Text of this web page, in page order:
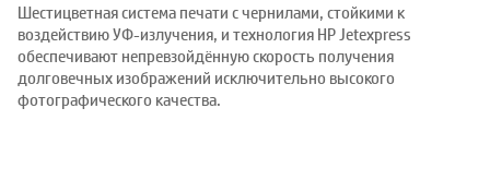
Шестицветная система печати с чернилами, стойкими к
воздействию УФ-излучения, и технология HP Jetexpress
обеспечивают непревзойдённую скорость получения
долговечных изображений исключительно высокого
фотографического качества.